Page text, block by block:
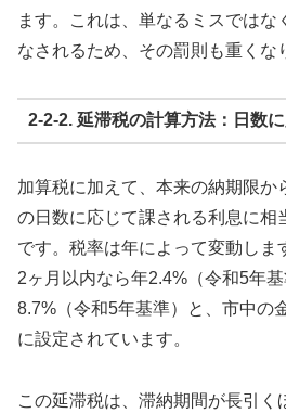
ます。これは、単なるミスではな
なされるため、その罰則も重くな
2-2-2. 延滞税の計算方法：日数
加算税に加えて、本来の納期限か
の日数に応じて課される利息に相
です。税率は年によって変動しま
2ヶ月以内なら年2.4%（令和5年
8.7%（令和5年基準）と、市中の
に設定されています。
この延滞税は、滞納期間が長引く